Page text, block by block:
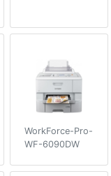
WorkForce-Pro-
WF-6090DW